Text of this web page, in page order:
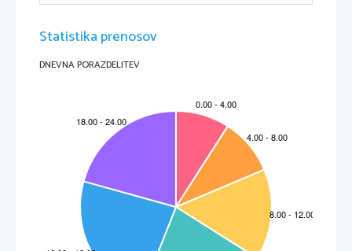
Statistika prenosov
DNEVNA PORAZDELITEV